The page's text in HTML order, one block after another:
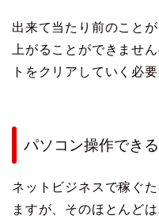
出来て当たり前のこと
上がることができませ
トをクリアしていく必
パソコン操作でき
ネットビジネスで稼ぐ
ますが、そのほとんど